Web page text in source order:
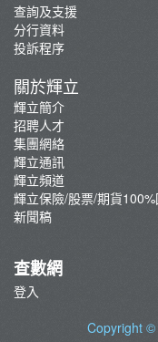
查詢及支援
分行資料
投訴程序
關於輝立
輝立簡介
招聘人才
集團網絡
輝立通訊
輝立頻道
輝立保險/股票/期貨
新聞稿
查數網
登入
Copyright ©